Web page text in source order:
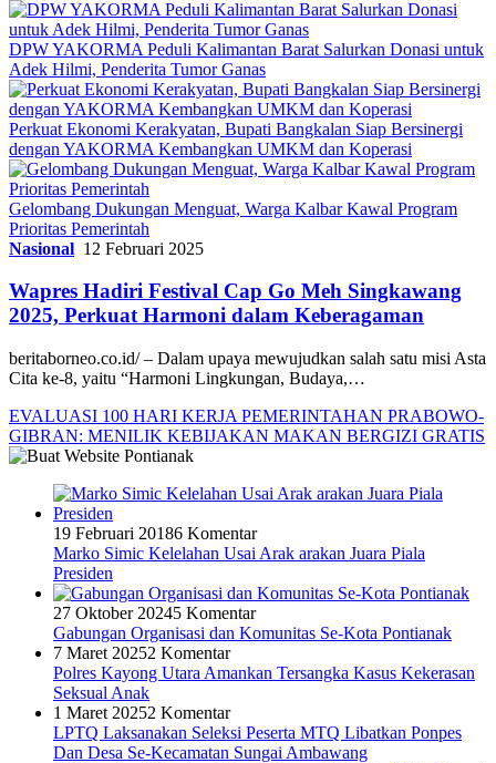
DPW YAKORMA Peduli Kalimantan Barat Salurkan Donasi untuk
Adek Hilmi, Penderita Tumor Ganas
Perkuat Ekonomi Kerakyatan, Bupati Bangkalan Siap Bersinergi
dengan YAKORMA Kembangkan UMKM dan Koperasi
Gelombang Dukungan Menguat, Warga Kalbar Kawal Program
Prioritas Pemerintah
Nasional 12 Februari 2025
Wapres Hadiri Festival Cap Go Meh Singkawang
2025, Perkuat Harmoni dalam Keberagaman
beritaborneo.co.id/ – Dalam upaya mewujudkan salah satu misi Asta
Cita ke-8, yaitu “Harmoni Lingkungan, Budaya,…
EVALUASI 100 HARI KERJA PEMERINTAHAN PRABOWO-
GIBRAN: MENILIK KEBIJAKAN MAKAN BERGIZI GRATIS
19 Februari 20186 Komentar
Marko Simic Kelelahan Usai Arak arakan Juara Piala
Presiden
27 Oktober 20245 Komentar
Gabungan Organisasi dan Komunitas Se-Kota Pontianak
7 Maret 20252 Komentar
Polres Kayong Utara Amankan Tersangka Kasus Kekerasan
Seksual Anak
1 Maret 20252 Komentar
LPTQ Laksanakan Seleksi Peserta MTQ Libatkan Ponpes
Dan Desa Se-Kecamatan Sungai Ambawang